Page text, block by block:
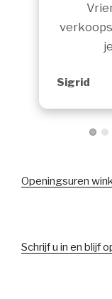
Sigrid
Openingsuren
Schrijf u in en blijf